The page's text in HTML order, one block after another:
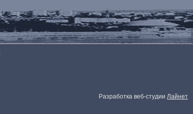
Разработка веб-студии Лайнет